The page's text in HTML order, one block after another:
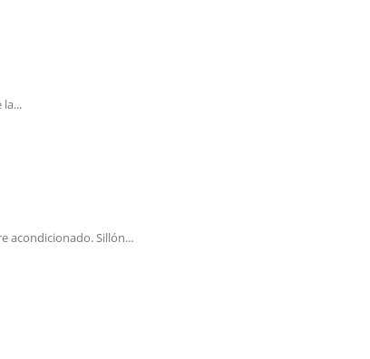
acondicionado. Sillón...